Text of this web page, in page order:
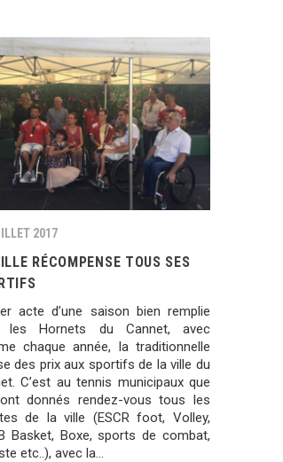
2017
RÉCOMPENSE TOUS SES
acte d’une saison bien remplie
les Hornets du Cannet, avec
chaque année, la traditionnelle
des prix aux sportifs de la ville du
C’est au tennis municipaux que
donnés rendez-vous tous les
de la ville (ESCR foot, Volley,
Basket, Boxe, sports de combat,
etc..), avec la…